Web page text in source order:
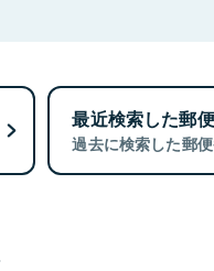
最近検索した郵
過去に検索した郵